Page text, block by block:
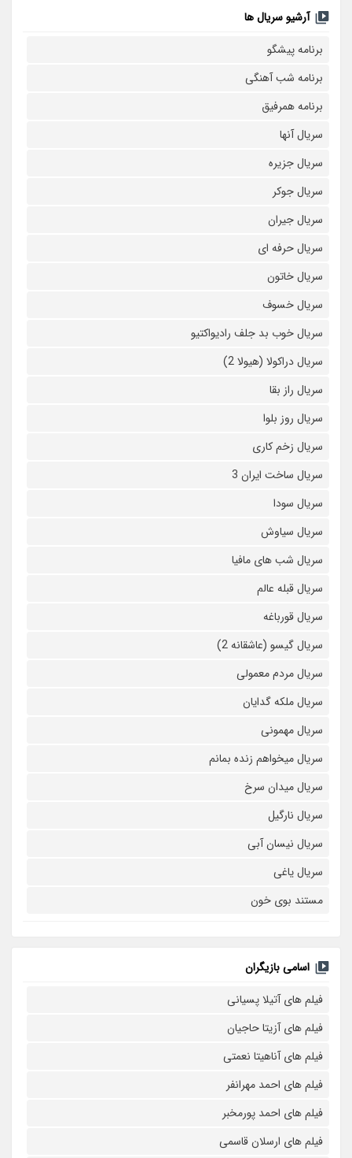
آرشیو سریال ها
برنامه پیشگو
برنامه شب آهنگی
برنامه همرفیق
سریال آنها
سریال جزیره
سریال جوکر
سریال جیران
سریال حرفه ای
سریال خاتون
سریال خسوف
سریال خوب بد جلف رادیواکتیو
سریال دراکولا (هیولا 2)
سریال راز بقا
سریال روز بلوا
سریال زخم کاری
سریال ساخت ایران 3
سریال سودا
سریال سیاوش
سریال شب های مافیا
سریال قبله عالم
سریال قورباغه
سریال گیسو (عاشقانه 2)
سریال مردم معمولی
سریال ملکه گدایان
سریال مهمونی
سریال میخواهم زنده بمانم
سریال میدان سرخ
سریال نارگیل
سریال نیسان آبی
سریال یاغی
مستند بوی خون
اسامی بازیگران
فیلم های آتیلا پسیانی
فیلم های آزیتا حاجیان
فیلم های آناهیتا نعمتی
فیلم های احمد مهرانفر
فیلم های احمد پورمخبر
فیلم های ارسلان قاسمی